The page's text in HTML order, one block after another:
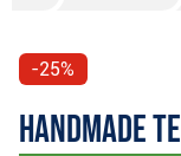
-25%
Handmade